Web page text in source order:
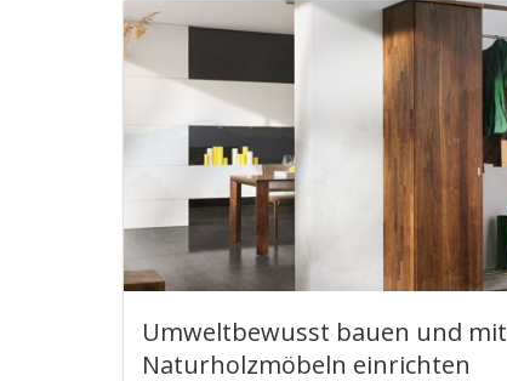
Umweltbewusst bauen und mit
Naturholzmöbeln einrichten